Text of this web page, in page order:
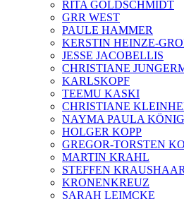
RITA GOLDSCHMIDT
GRR WEST
PAULE HAMMER
KERSTIN HEINZE-
JESSE JACOBELLIS
CHRISTIANE
KARLSKOPF
TEEMU KASKI
CHRISTIANE
NAYMA PAULA KÖNIG
HOLGER KOPP
GREGOR-TORSTEN
MARTIN KRAHL
STEFFEN KRAUSHAAR
KRONENKREUZ
SARAH LEIMCKE